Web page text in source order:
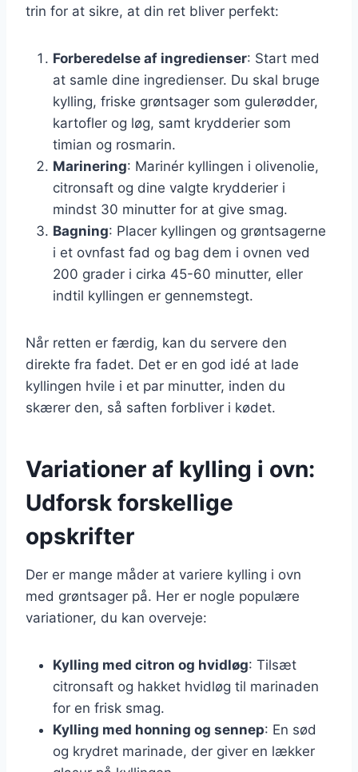
trin for at sikre, at din ret bliver perfekt:
Forberedelse af ingredienser: Start med
at samle dine ingredienser. Du skal bruge
kylling, friske grøntsager som gulerødder,
kartofler og løg, samt krydderier som
timian og rosmarin.
Marinering: Marinér kyllingen i olivenolie,
citronsaft og dine valgte krydderier i
mindst 30 minutter for at give smag.
Bagning: Placer kyllingen og grøntsagerne
i et ovnfast fad og bag dem i ovnen ved
200 grader i cirka 45-60 minutter, eller
indtil kyllingen er gennemstegt.
Når retten er færdig, kan du servere den
direkte fra fadet. Det er en god idé at lade
kyllingen hvile i et par minutter, inden du
skærer den, så saften forbliver i kødet.
Variationer af kylling i ovn:
Udforsk forskellige
opskrifter
Der er mange måder at variere kylling i ovn
med grøntsager på. Her er nogle populære
variationer, du kan overveje:
Kylling med citron og hvidløg: Tilsæt
citronsaft og hakket hvidløg til marinaden
for en frisk smag.
Kylling med honning og sennep: En sød
og krydret marinade, der giver en lækker